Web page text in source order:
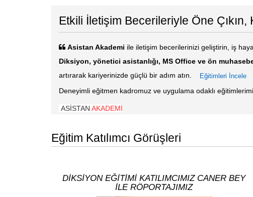
Etkili İletişim Becerileriyle Öne
Asistan Akademi ile iletişim becerilerinizi geliştirin, iş
Diksiyon, yönetici asistanlığı, MS Office ve ön
artırarak kariyerinizde güçlü bir adım atın.
Eğitimleri İncele
Deneyimli eğitmen kadromuz ve uygulama odaklı
ASİSTAN AKADEMİ
Eğitim Katılımcı Görüşleri
DİKSİYON EĞİTİMİ KATILIMCIMIZ CANER BEY
İLE RÖPORTAJIMIZ